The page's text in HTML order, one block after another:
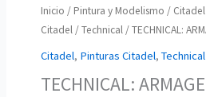
Inicio / Pintura y Modelismo / Citadel
Citadel /Technical / TECHNICAL:
Citadel, Pinturas Citadel,Technical
TECHNICAL: